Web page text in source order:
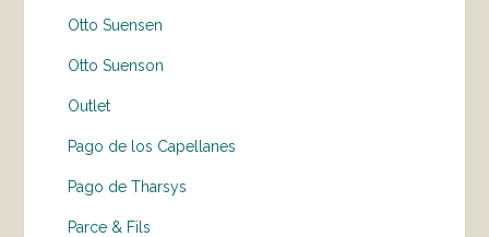
Otto Suensen
Otto Suenson
Outlet
Pago de los Capellanes
Pago de Tharsys
Parce & Fils